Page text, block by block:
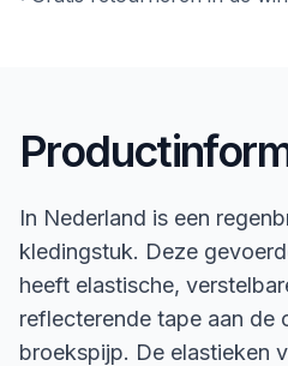
In Nederland is een
kledingstuk. Deze
heeft elastische,
reflecterende tape aan de
broekspijp. De elastieken